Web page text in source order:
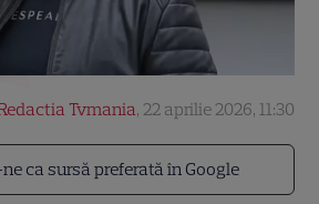
ca sursă preferată în Google
Tvmania, 22 aprilie 2026, 11:30